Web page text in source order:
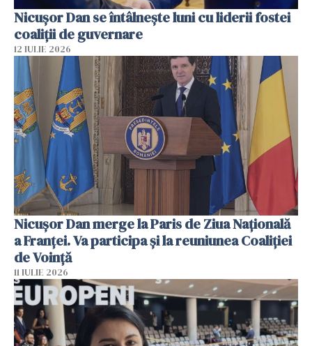
Nicuşor Dan se întâlnește luni cu liderii fostei
coaliţii de guvernare
12 IULIE 2026
Nicuşor Dan merge la Paris de Ziua Naţională
a Franţei. Va participa şi la reuniunea Coaliţiei
de Voinţă
11 IULIE 2026